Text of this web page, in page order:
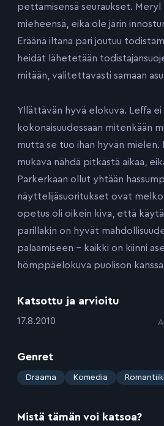
pettämisensä seuraukset. Meryl
mieheensä, eikä ole järin
Eräänä iltana pari joutuu
heidät lähetetään
mitään, valitettavasti samaan
Yllättävän hyvä elokuva. Leffa ei
kokonaisuudessaan mitenkään
mutta se tuo ihan hyvän mielen.
mukava nähdä pitkästä aikaa,
Parkerkaan ollut yhtään
näyttelijäsuoritukset ovat melko
opetus oli oikein kiva, että
parillakin on hyvät
palaamiseen – kaikki on kiinni
hömppäelokuva puolison
Katsottu ja arvioitu
:17.8.2010
Genret
: Draama Komedia
Mistä tämän voi katsoa?